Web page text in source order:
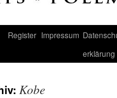
Register Impressum
erklärung
Kobe